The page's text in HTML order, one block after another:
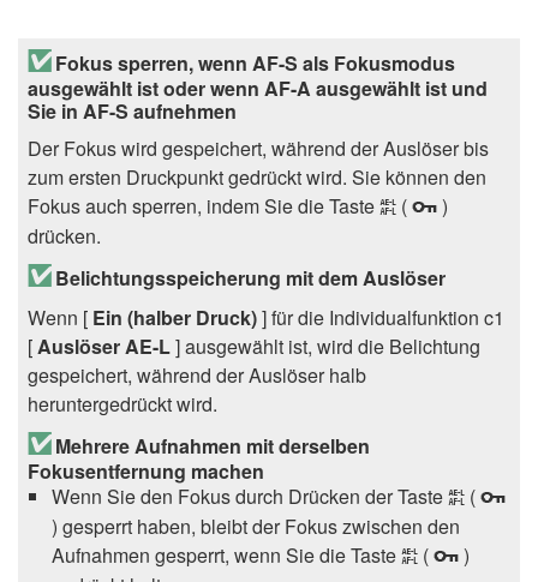
Fokus sperren, wenn AF-S als Fokusmodus
ausgewählt ist oder wenn AF-A ausgewählt ist und
Sie in AF-S aufnehmen
Der Fokus wird gespeichert, während der Auslöser bis
zum ersten Druckpunkt gedrückt wird. Sie können den
Fokus auch sperren, indem Sie die Taste A ( g )
drücken.
Belichtungsspeicherung mit dem Auslöser
Wenn [ Ein (halber Druck)] für die Individualfunktion c1
[Auslöser AE-L] ausgewählt ist, wird die Belichtung
gespeichert, während der Auslöser halb
heruntergedrückt wird.
Mehrere Aufnahmen mit derselben
Fokusentfernung machen
Wenn Sie den Fokus durch Drücken der Taste A ( g
) gesperrt haben, bleibt der Fokus zwischen den
Aufnahmen gesperrt, wenn Sie die Taste A ( g )